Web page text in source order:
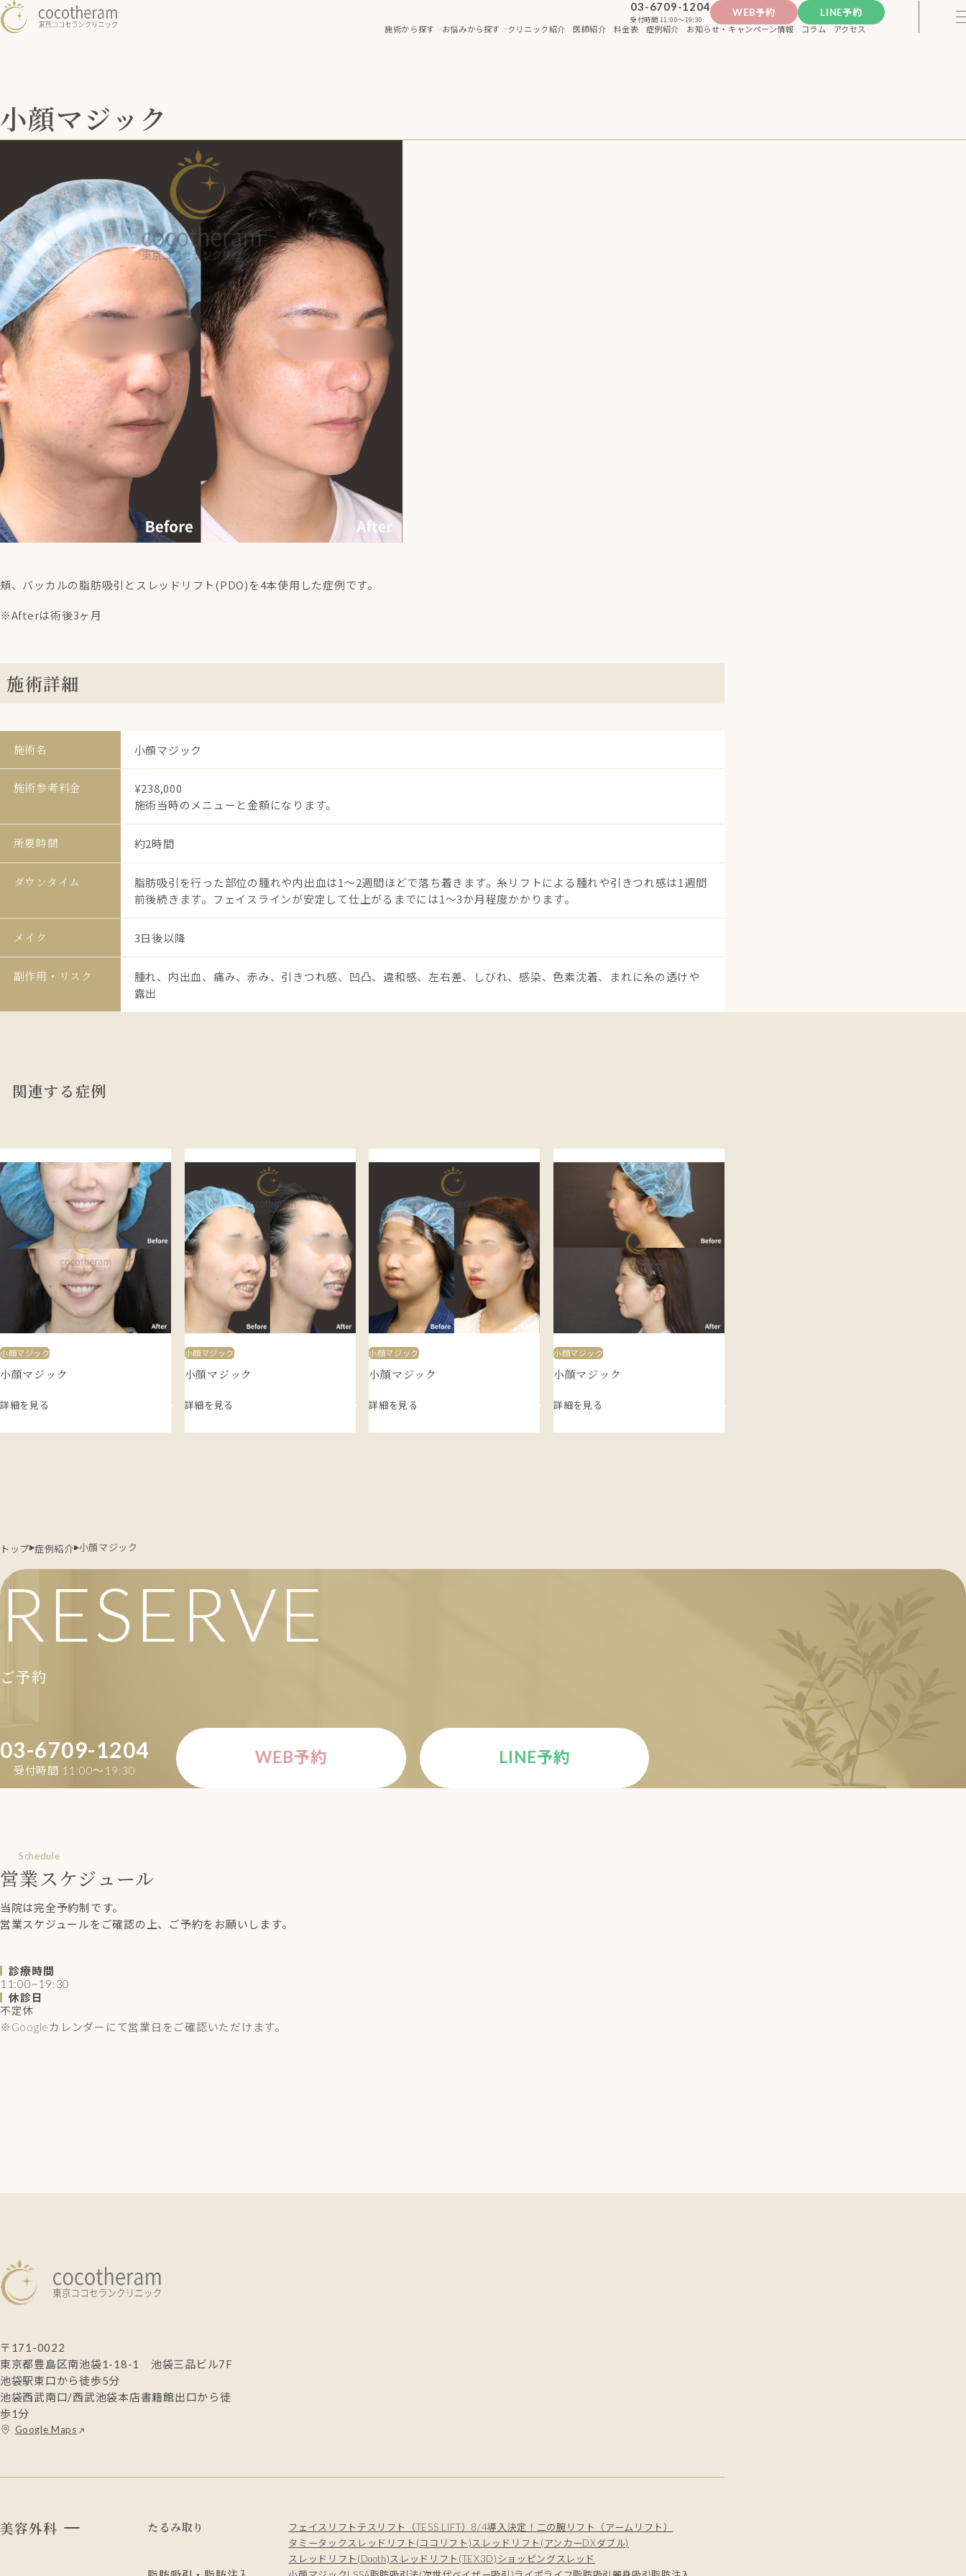
03-6709-1204
受付時間 11:00〜19:30
WEB予約
LINE予約
施術から探す
お悩みから探す クリニック紹介 医師紹介 料金表 症例紹介 お知らせ・キャンペーン情報 コラム アクセス
小顔マジック
頬、バッカルの脂肪吸引とスレッドリフト(PDO)を4本使用した症例です。
※Afterは術後3ヶ月
施術詳細
施術名 小顔マジック
施術参考料金
¥238,000
施術当時のメニューと金額になります。
所要時間 約2時間
ダウンタイム
脂肪吸引を行った部位の腫れや内出血は1〜2週間ほどで落ち着きます。糸リフトによる腫れや引きつれ感は1週間
前後続きます。フェイスラインが安定して仕上がるまでには1〜3か月程度かかります。
メイク 3日後以降
副作用・リスク
腫れ、内出血、痛み、赤み、引きつれ感、凹凸、違和感、左右差、しびれ、感染、色素沈着、まれに糸の透けや
露出
関連する症例
小顔マジック
小顔マジック
詳細を見る
小顔マジック
小顔マジック
詳細を見る
小顔マジック
小顔マジック
詳細を見る
小顔マジック
小顔マジック
詳細を見る
トップ 症例紹介 小顔マジック
RESERVE
ご予約
03-6709-1204
受付時間 11:00〜19:30
WEB予約 LINE予約
Schedule
営業スケジュール
当院は完全予約制です。
営業スケジュールをご確認の上、ご予約をお願いします。
診療時間
11:00~19:30
休診日
不定休
※Googleカレンダーにて営業日をご確認いただけます。
〒171-0022
東京都豊島区南池袋1-18-1 池袋三品ビル7F
池袋駅東口から徒歩5分
池袋西武南口/西武池袋本店書籍館出口から徒
歩1分
Google Maps
美容外科 たるみ取り フェイスリフト テスリフト（TESS LIFT）8/4導入決定！ 二の腕リフト（アームリフト）
タミータックスレッドリフト(ココリフト)スレッドリフト(アンカーDXダブル)
スレッドリフト(Dooth)スレッドリフト(TEX3D)ショッピングスレッド